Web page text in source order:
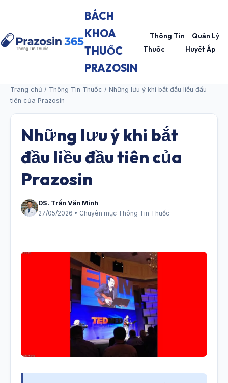
BÁCH
KHOA
THUỐC
PRAZOSIN
Thông Tin
Thuốc
Quản Lý
Huyết Áp
Trang chủ / Thông Tin Thuốc / Những lưu ý khi bắt đầu liều đầu
tiên của Prazosin
Những lưu ý khi bắt
đầu liều đầu tiên của
Prazosin
DS. Trần Văn Minh
27/05/2026 • Chuyên mục Thông Tin Thuốc